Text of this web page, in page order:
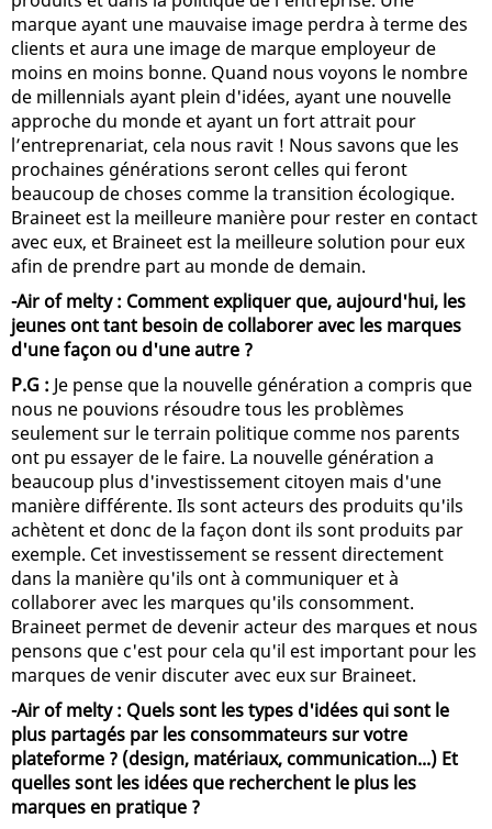
marque ayant une mauvaise image perdra à terme des
clients et aura une image de marque employeur de
moins en moins bonne. Quand nous voyons le nombre
de millennials ayant plein d'idées, ayant une nouvelle
approche du monde et ayant un fort attrait pour
l’entreprenariat, cela nous ravit ! Nous savons que les
prochaines générations seront celles qui feront
beaucoup de choses comme la transition écologique.
Braineet est la meilleure manière pour rester en contact
avec eux, et Braineet est la meilleure solution pour eux
afin de prendre part au monde de demain.
-Air of melty : Comment expliquer que, aujourd'hui, les
jeunes ont tant besoin de collaborer avec les marques
d'une façon ou d'une autre ?
P.G : Je pense que la nouvelle génération a compris que
nous ne pouvions résoudre tous les problèmes
seulement sur le terrain politique comme nos parents
ont pu essayer de le faire. La nouvelle génération a
beaucoup plus d'investissement citoyen mais d'une
manière différente. Ils sont acteurs des produits qu'ils
achètent et donc de la façon dont ils sont produits par
exemple. Cet investissement se ressent directement
dans la manière qu'ils ont à communiquer et à
collaborer avec les marques qu'ils consomment.
Braineet permet de devenir acteur des marques et nous
pensons que c'est pour cela qu'il est important pour les
marques de venir discuter avec eux sur Braineet.
-Air of melty : Quels sont les types d'idées qui sont le
plus partagés par les consommateurs sur votre
plateforme ? (design, matériaux, communication...) Et
quelles sont les idées que recherchent le plus les
marques en pratique ?